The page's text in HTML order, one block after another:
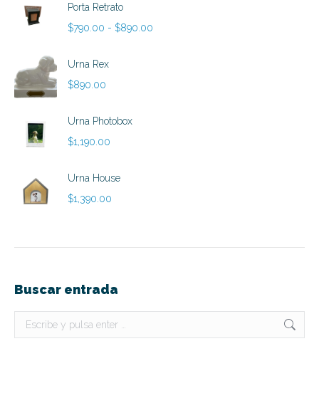
Porta Retrato
$790.00 - $890.00
Urna Rex
$890.00
Urna Photobox
$1,190.00
Urna House
$1,390.00
Buscar entrada
Buscar: